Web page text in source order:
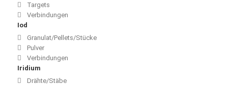
Targets
Verbindungen
Iod
Granulat/Pellets/Stücke
Pulver
Verbindungen
Iridium
Drähte/Stäbe